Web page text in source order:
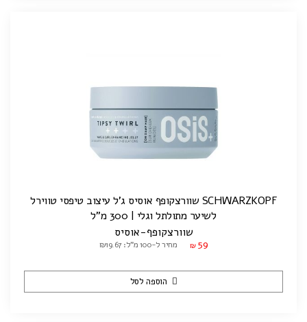
SCHWARZKOPF שוורצקופף אוסיס ג'ל עיצוב טיפסי טווירל
לשיער מתולתל וגלי | 300 מ"ל
שוורצקופף-אוסיס
₪ 59 מחיר ל-100 מ"ל: ₪19.67
הוספה לסל